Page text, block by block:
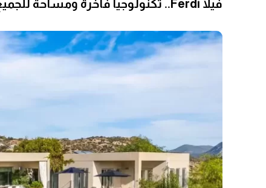
فيلا Ferdi.. تكنولوجيا فاخرة ومساحة للجميع